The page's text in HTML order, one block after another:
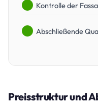
Kontrolle der
Abschließende
Preisstruktur und